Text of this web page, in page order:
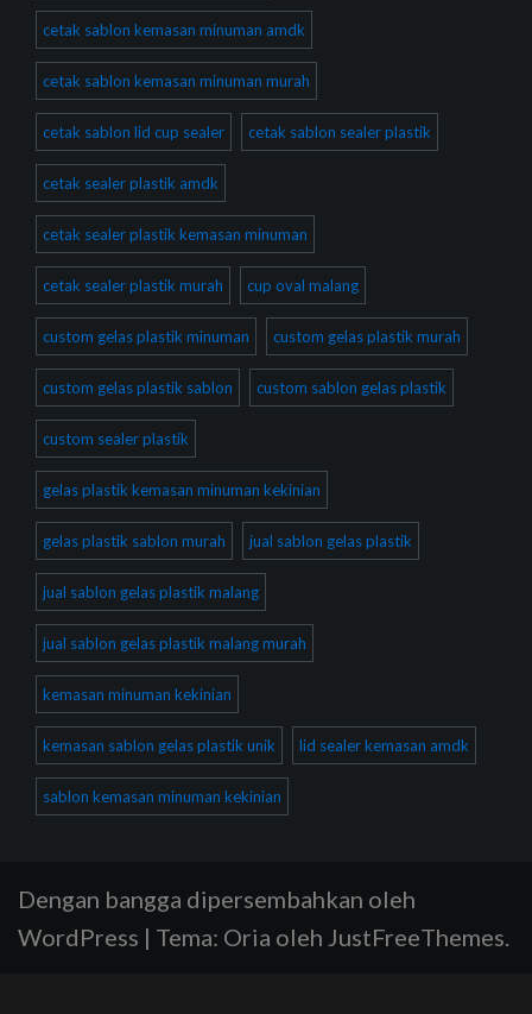
cetak sablon kemasan minuman amdk
cetak sablon kemasan minuman murah
cetak sablon lid cup sealer cetak sablon sealer plastik
cetak sealer plastik amdk
cetak sealer plastik kemasan minuman
cetak sealer plastik murah cup oval malang
custom gelas plastik minuman custom gelas plastik murah
custom gelas plastik sablon custom sablon gelas plastik
custom sealer plastik
gelas plastik kemasan minuman kekinian
gelas plastik sablon murah jual sablon gelas plastik
jual sablon gelas plastik malang
jual sablon gelas plastik malang murah
kemasan minuman kekinian
kemasan sablon gelas plastik unik lid sealer kemasan amdk
sablon kemasan minuman kekinian
Dengan bangga dipersembahkan oleh
WordPress | Tema: Oria oleh JustFreeThemes.